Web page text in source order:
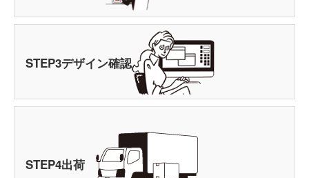
STEP3デザイン確認
STEP4出荷